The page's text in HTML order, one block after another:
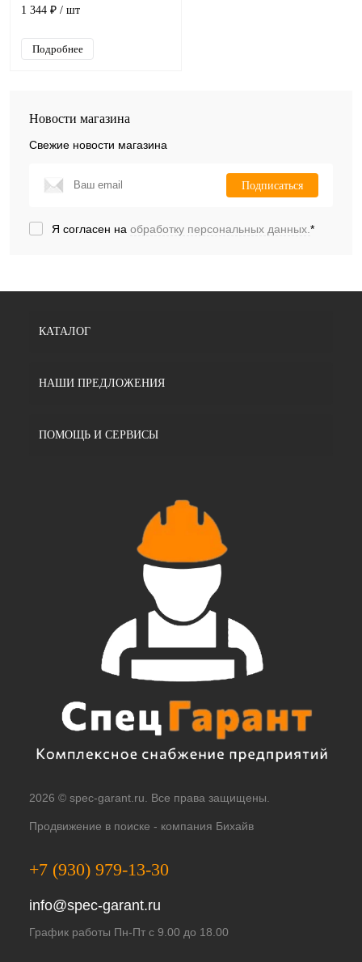
1 344 ₽ / шт
Подробнее
Новости магазина
Свежие новости магазина
Подписаться
Я согласен на обработку персональных данных.*
КАТАЛОГ
НАШИ ПРЕДЛОЖЕНИЯ
ПОМОЩЬ И СЕРВИСЫ
2026 © spec-garant.ru. Все права защищены.
Продвижение в поиске - компания Бихайв
+7 (930) 979-13-30
info@spec-garant.ru
График работы Пн-Пт с 9.00 до 18.00